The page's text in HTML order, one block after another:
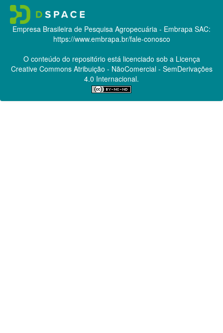
Empresa Brasileira de Pesquisa Agropecuária - Embrapa SAC:
https://www.embrapa.br/fale-conosco
O conteúdo do repositório está licenciado sob a Licença
Creative CommonsAtribuição - NãoComercial - SemDerivações
4.0 Internacional.